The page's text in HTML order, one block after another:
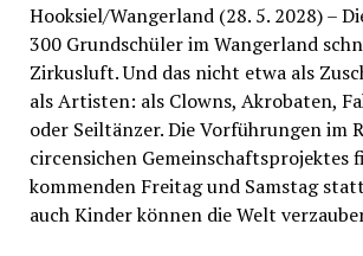
Hooksiel/Wangerland (28. 5. 2028) –
300 Grundschüler im Wangerland
Zirkusluft. Und das nicht etwa als
als Artisten: als Clowns, Akrobaten,
oder Seiltänzer. Die Vorführungen im
circensichen Gemeinschaftsprojektes
kommenden Freitag und Samstag
auch Kinder können die Welt